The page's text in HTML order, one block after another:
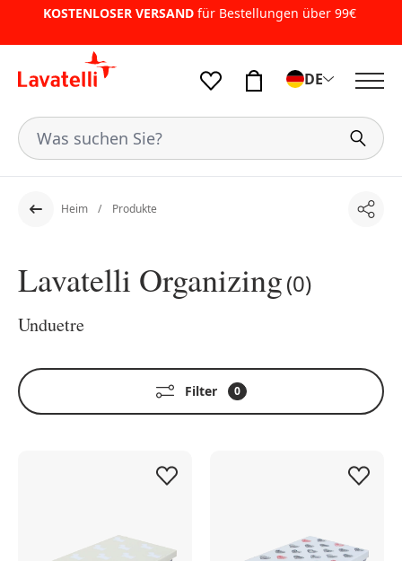
KOSTENLOSER VERSANDfür Bestellungen über 99€
DE
Der Rücken
Heim Produkte
Lavatelli Organizing(0)
Unduetre
Filter 0